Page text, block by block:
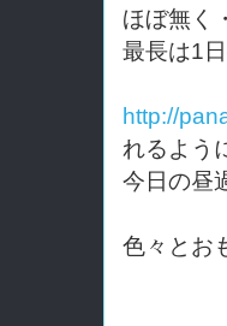
ほぼ無く
最長は1日
http://
れるよう
今日の昼
色々とお